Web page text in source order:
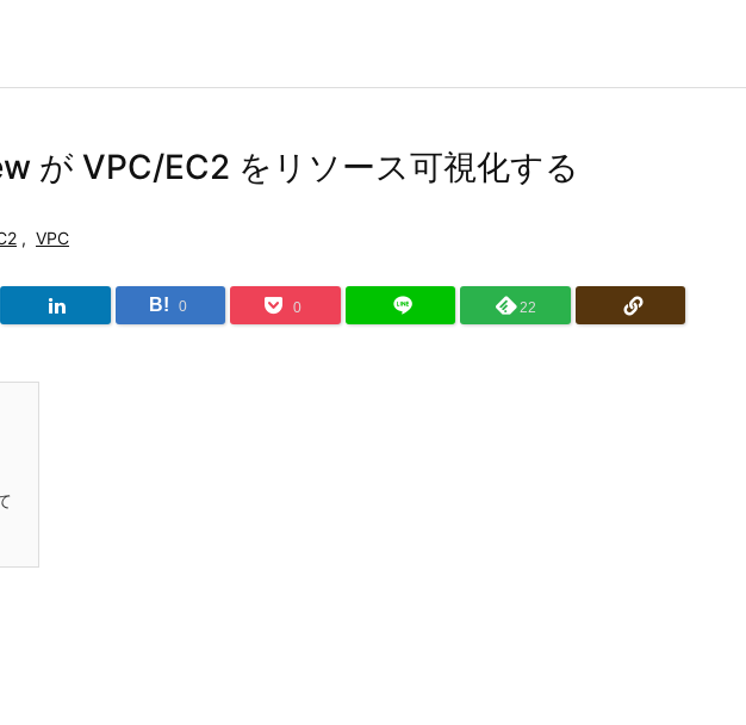
が VPC/EC2 をリソース可視化する
, VPC
B! 0 0 22